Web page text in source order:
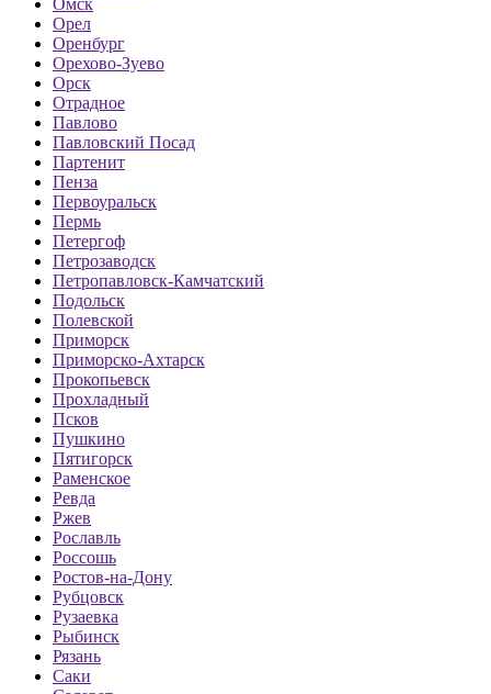
Омск
Орел
Оренбург
Орехово-Зуево
Орск
Отрадное
Павлово
Павловский Посад
Партенит
Пенза
Первоуральск
Пермь
Петергоф
Петрозаводск
Петропавловск-Камчатский
Подольск
Полевской
Приморск
Приморско-Ахтарск
Прокопьевск
Прохладный
Псков
Пушкино
Пятигорск
Раменское
Ревда
Ржев
Рославль
Россошь
Ростов-на-Дону
Рубцовск
Рузаевка
Рыбинск
Рязань
Саки